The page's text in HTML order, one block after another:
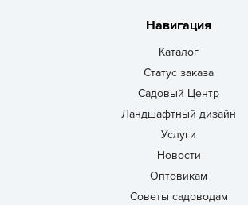
Навигация
Каталог
Статус заказа
Садовый Центр
Ландшафтный дизайн
Услуги
Новости
Оптовикам
Советы садоводам